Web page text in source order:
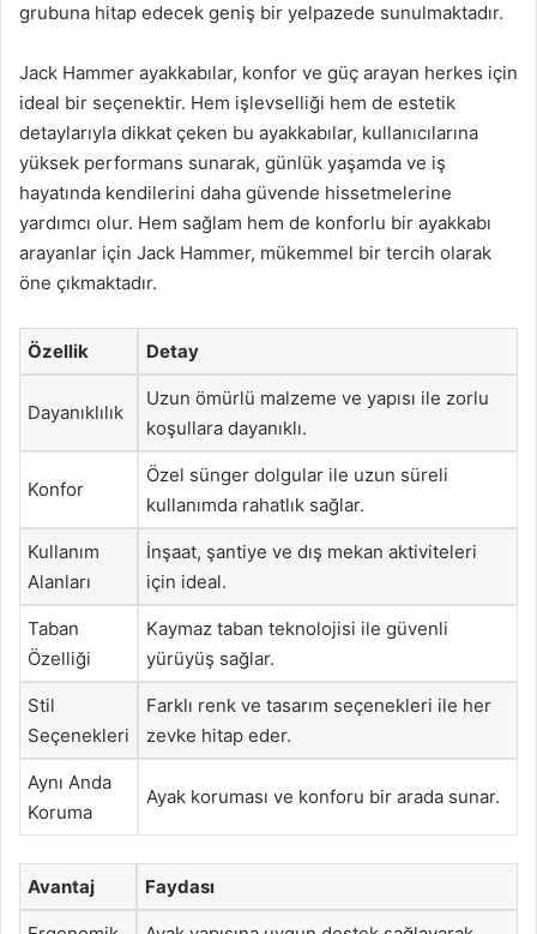
grubuna hitap edecek geniş bir yelpazede sunulmaktadır.
Jack Hammer ayakkabılar, konfor ve güç arayan herkes için
ideal bir seçenektir. Hem işlevselliği hem de estetik
detaylarıyla dikkat çeken bu ayakkabılar, kullanıcılarına
yüksek performans sunarak, günlük yaşamda ve iş
hayatında kendilerini daha güvende hissetmelerine
yardımcı olur. Hem sağlam hem de konforlu bir ayakkabı
arayanlar için Jack Hammer, mükemmel bir tercih olarak
öne çıkmaktadır.
Özellik Detay
Dayanıklılık
Uzun ömürlü malzeme ve yapısı ile zorlu
koşullara dayanıklı.
Konfor
Özel sünger dolgular ile uzun süreli
kullanımda rahatlık sağlar.
Kullanım
Alanları
İnşaat, şantiye ve dış mekan aktiviteleri
için ideal.
Taban
Özelliği
Kaymaz taban teknolojisi ile güvenli
yürüyüş sağlar.
Stil
Seçenekleri
Farklı renk ve tasarım seçenekleri ile her
zevke hitap eder.
Aynı Anda
Koruma
Ayak koruması ve konforu bir arada sunar.
Avantaj Faydası